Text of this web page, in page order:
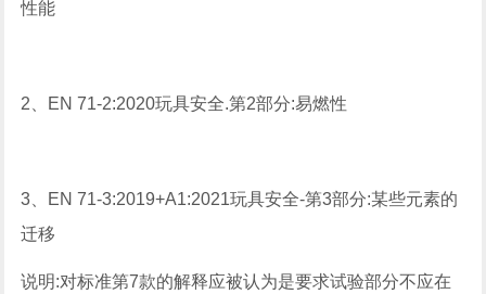
性能
2、EN 71-2:2020玩具安全.第2部分:易燃性
3、EN 71-3:2019+A1:2021玩具安全-第3部分:某些元素的
迁移
说明:对标准第7款的解释应被认为是要求试验部分不应在